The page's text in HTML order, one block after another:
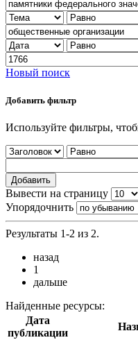
Новый поиск
Добавить фильтр
Используйте фильтры,
Вывести на страницу
Упорядочнить
Результаты 1-2 из 2.
назад
1
дальше
Найденные ресурсы:
Дата
публикации